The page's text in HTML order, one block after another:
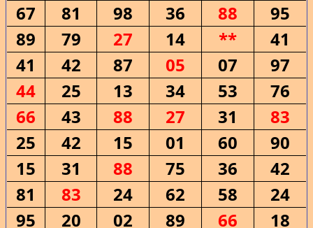
67
81 98 36 88
95
89
79 27 14 **
41
41
42 87 05 07
97
44
25 13 34 53
76
66
43 88 27 31
83
25
42 15 01 60
90
15
31 88 75 36
42
81
83 24 62 58
24
95
20 02 89 66
18